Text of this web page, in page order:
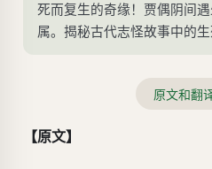
死而复生的奇缘！贾偶阴间
属。揭秘古代志怪故事中的生
原文和翻
【原文】